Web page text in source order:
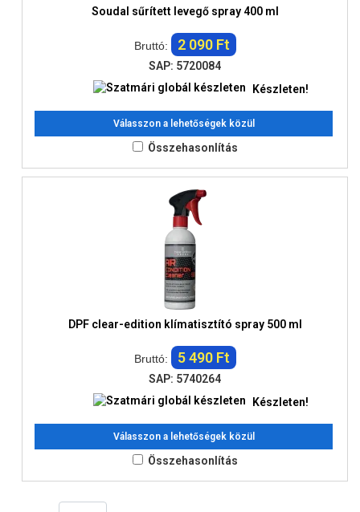
Soudal sűrített levegő spray 400 ml
Bruttó: 2 090 Ft
SAP: 5720084
Készleten!
Válasszon a lehetőségek közül
Összehasonlítás
DPF clear-edition klímatisztító spray 500 ml
Bruttó: 5 490 Ft
SAP: 5740264
Készleten!
Válasszon a lehetőségek közül
Összehasonlítás